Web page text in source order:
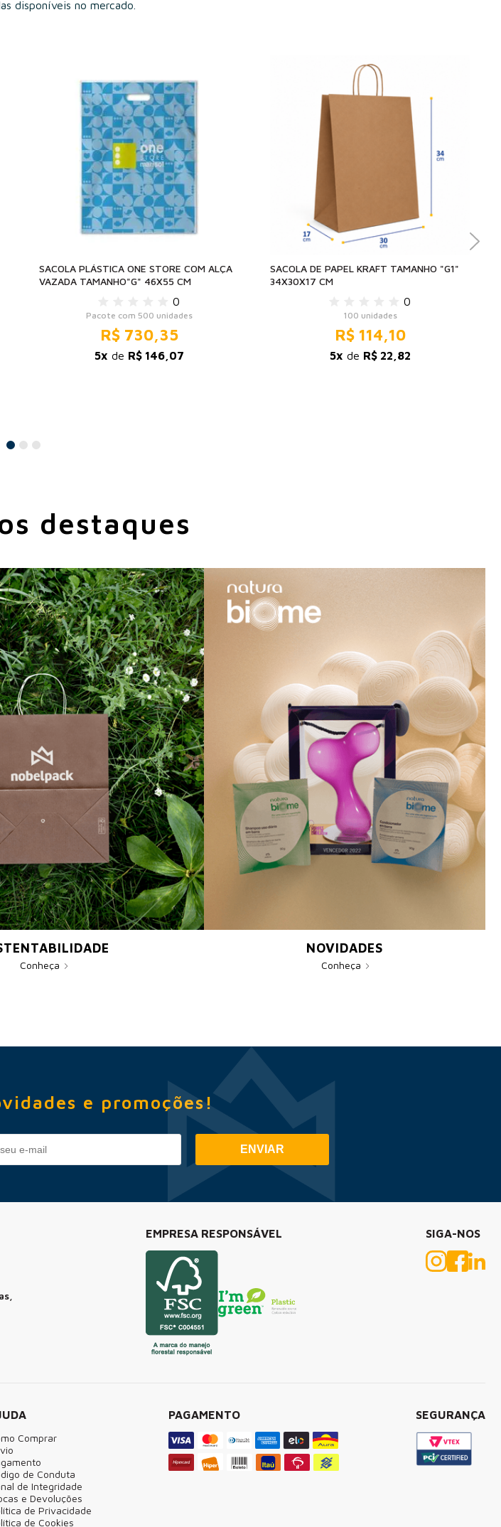
SACOLA PLÁSTICA ONE STORE COM ALÇA
VAZADA TAMANHO"G" 46X55 CM
0
Pacote com 500 unidades
R$ 730,35
5x de R$ 146,07
SACOLA DE PAPEL KRAFT TAMANHO "G1"
34X30X17 CM
0
100 unidades
R$ 114,10
5x de R$ 22,82
destaques
Conheça
NOVIDADES
Conheça
e promoções!
ENVIAR
EMPRESA RESPONSÁVEL SIGA-NOS
Comprar
de Conduta
de Integridade
e Devoluções
de Privacidade
de Cookies
PAGAMENTO SEGURANÇA